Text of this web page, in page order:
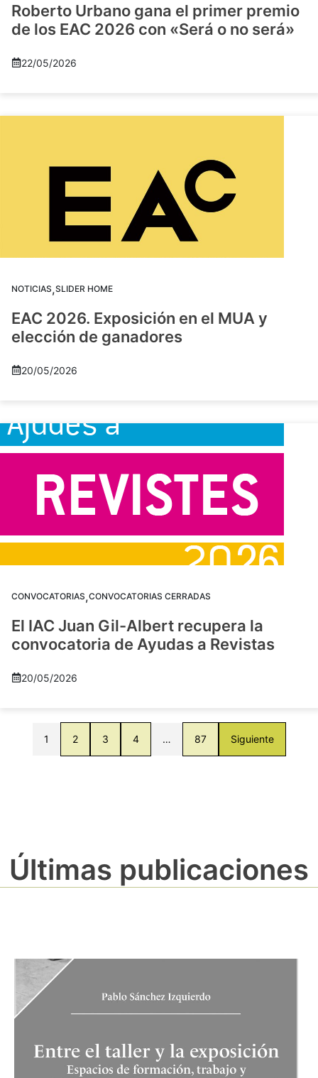
Roberto Urbano gana el primer premio
de los EAC 2026 con «Será o no será»
22/05/2026
NOTICIAS,SLIDER HOME
EAC 2026. Exposición en el MUA y
elección de ganadores
20/05/2026
CONVOCATORIAS,CONVOCATORIAS CERRADAS
El IAC Juan Gil-Albert recupera la
convocatoria de Ayudas a Revistas
20/05/2026
1 2 3 4 … 87 Siguiente
Últimas publicaciones